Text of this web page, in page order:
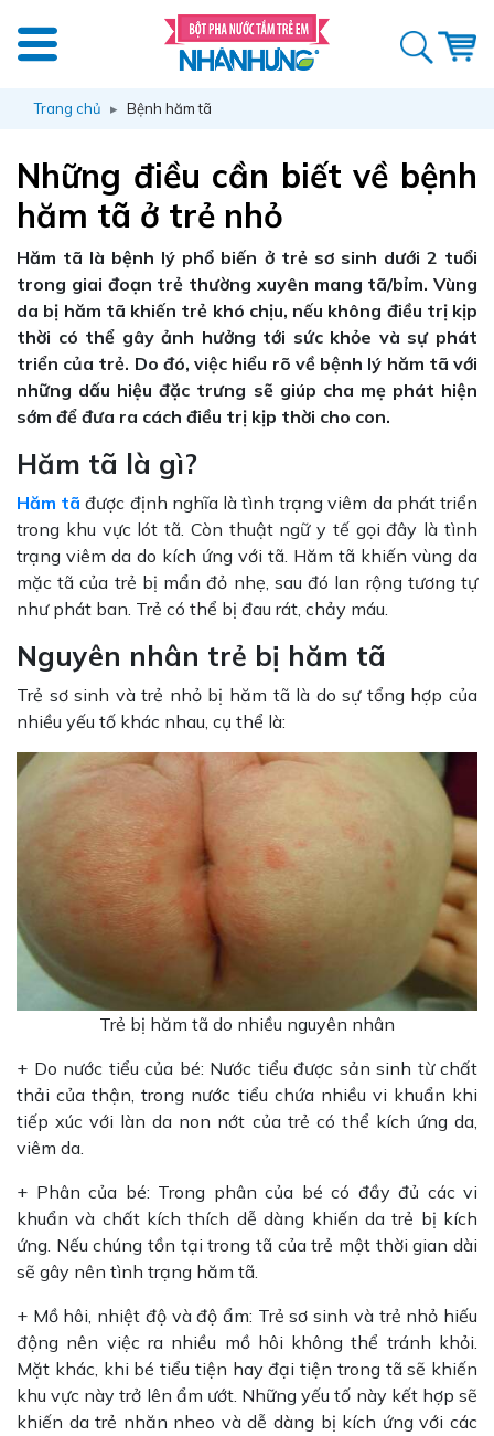
Trang chủ Bệnh hăm tã
Những điều cần biết về bệnh
hăm tã ở trẻ nhỏ
Hăm tã là bệnh lý phổ biến ở trẻ sơ sinh dưới 2 tuổi
trong giai đoạn trẻ thường xuyên mang tã/bỉm. Vùng
da bị hăm tã khiến trẻ khó chịu, nếu không điều trị kịp
thời có thể gây ảnh hưởng tới sức khỏe và sự phát
triển của trẻ. Do đó, việc hiểu rõ về bệnh lý hăm tã với
những dấu hiệu đặc trưng sẽ giúp cha mẹ phát hiện
sớm để đưa ra cách điều trị kịp thời cho con.
Hăm tã là gì?
Hăm tã được định nghĩa là tình trạng viêm da phát triển
trong khu vực lót tã. Còn thuật ngữ y tế gọi đây là tình
trạng viêm da do kích ứng với tã. Hăm tã khiến vùng da
mặc tã của trẻ bị mẩn đỏ nhẹ, sau đó lan rộng tương tự
như phát ban. Trẻ có thể bị đau rát, chảy máu.
Nguyên nhân trẻ bị hăm tã
Trẻ sơ sinh và trẻ nhỏ bị hăm tã là do sự tổng hợp của
nhiều yếu tố khác nhau, cụ thể là:
Trẻ bị hăm tã do nhiều nguyên nhân
+ Do nước tiểu của bé: Nước tiểu được sản sinh từ chất
thải của thận, trong nước tiểu chứa nhiều vi khuẩn khi
tiếp xúc với làn da non nớt của trẻ có thể kích ứng da,
viêm da.
+ Phân của bé: Trong phân của bé có đầy đủ các vi
khuẩn và chất kích thích dễ dàng khiến da trẻ bị kích
ứng. Nếu chúng tồn tại trong tã của trẻ một thời gian dài
sẽ gây nên tình trạng hăm tã.
+ Mồ hôi, nhiệt độ và độ ẩm: Trẻ sơ sinh và trẻ nhỏ hiếu
động nên việc ra nhiều mồ hôi không thể tránh khỏi.
Mặt khác, khi bé tiểu tiện hay đại tiện trong tã sẽ khiến
khu vực này trở lên ẩm ướt. Những yếu tố này kết hợp sẽ
khiến da trẻ nhăn nheo và dễ dàng bị kích ứng với các